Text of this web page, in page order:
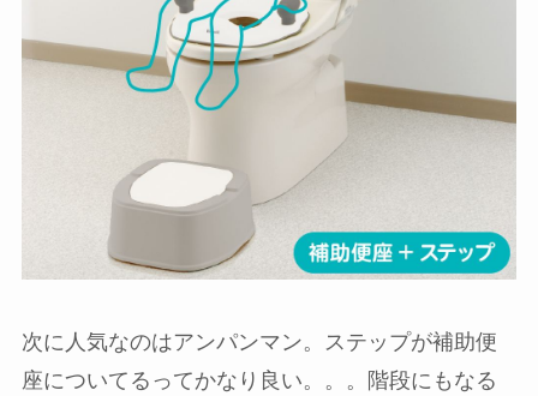
次に人気なのはアンパンマン。ステップが補助便
座についてるってかなり良い。。。階段にもなる